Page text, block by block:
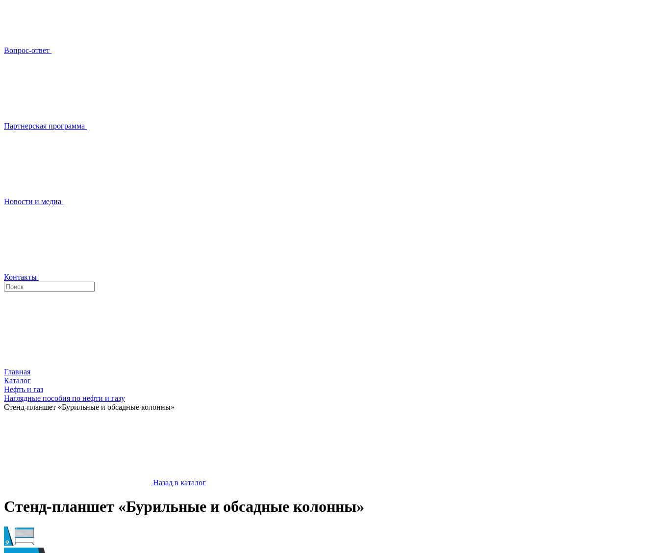
Вопрос-ответ
Партнерская программа
Новости и медиа
Контакты
Главная
Каталог
Нефть и газ
Наглядные пособия по нефти и газу
Стенд-планшет «Бурильные и обсадные колонны»
Назад в каталог
Стенд-планшет «Бурильные и обсадные колонны»